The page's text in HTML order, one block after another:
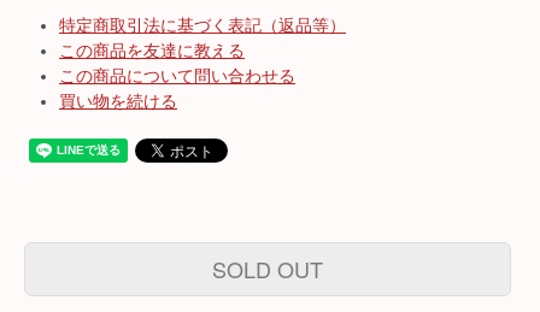
特定商取引法に基づく表記（返品等）
この商品を友達に教える
この商品について問い合わせる
買い物を続ける
SOLD OUT